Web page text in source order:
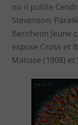
où il publie
Stevenson.
Bernheim Jeune
expose Cross et
Matisse (1908) et